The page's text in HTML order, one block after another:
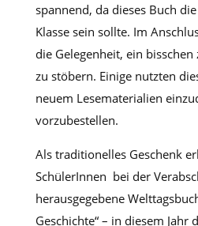
spannend, da dieses Buch
Klasse sein sollte. Im
die Gelegenheit, ein bisschen
zu stöbern. Einige nutzten
neuem Lesematerialien
vorzubestellen.
Als traditionelles Geschenk
SchülerInnen bei der
herausgegebene
Geschichte“ – in diesem Jahr